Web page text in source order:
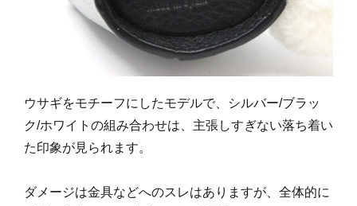
ウサギをモチーフにしたモデルで、シルバー/ブラッ
ク/ホワイトの組み合わせは、主張しすぎない落ち着い
た印象が見られます。
ダメージは金具などへのスレはありますが、全体的に